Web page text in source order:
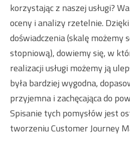
korzystając z naszej usługi?
oceny i analizy rzetelnie.
doświadczenia (skalę możemy
stopniową), dowiemy się, w
realizacji usługi możemy ją
była bardziej wygodna,
przyjemna i zachęcająca do
Spisanie tych pomysłów jest
tworzeniu Customer Journey